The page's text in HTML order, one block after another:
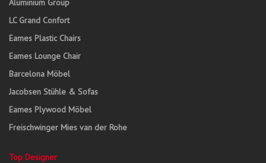
Aluminium Group
LC Grand Confort
Eames Plastic Chairs
Eames Lounge Chair
Barcelona Möbel
Jacobsen Stühle & Sofas
Eames Plywood Möbel
Freischwinger Mies van der Rohe
Top Designer